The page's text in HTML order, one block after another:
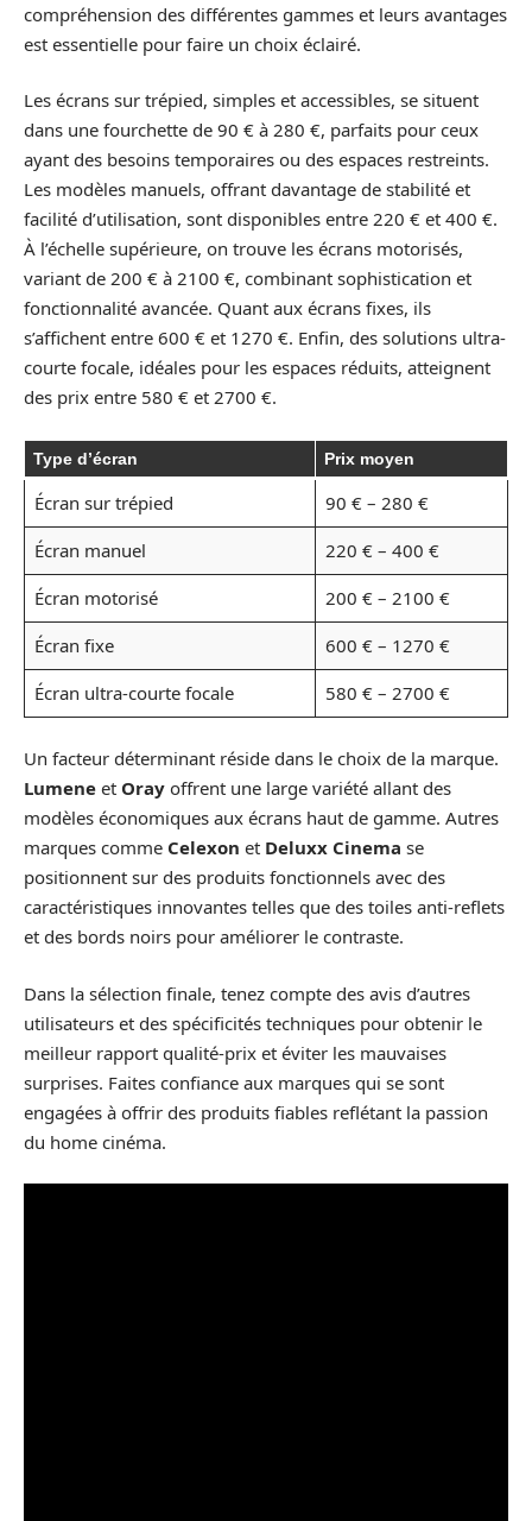
compréhension des différentes gammes et leurs avantages
est essentielle pour faire un choix éclairé.
Les écrans sur trépied, simples et accessibles, se situent
dans une fourchette de 90 € à 280 €, parfaits pour ceux
ayant des besoins temporaires ou des espaces restreints.
Les modèles manuels, offrant davantage de stabilité et
facilité d’utilisation, sont disponibles entre 220 € et 400 €.
À l’échelle supérieure, on trouve les écrans motorisés,
variant de 200 € à 2100 €, combinant sophistication et
fonctionnalité avancée. Quant aux écrans fixes, ils
s’affichent entre 600 € et 1270 €. Enfin, des solutions ultra-
courte focale, idéales pour les espaces réduits, atteignent
des prix entre 580 € et 2700 €.
Type d’écran Prix moyen
Écran sur trépied
90 € – 280 €
Écran manuel
220 € – 400 €
Écran motorisé
200 € – 2100 €
Écran fixe
600 € – 1270 €
Écran ultra-courte focale
580 € – 2700 €
Un facteur déterminant réside dans le choix de la marque.
Lumene et Oray offrent une large variété allant des
modèles économiques aux écrans haut de gamme. Autres
marques comme Celexon et Deluxx Cinema se
positionnent sur des produits fonctionnels avec des
caractéristiques innovantes telles que des toiles anti-reflets
et des bords noirs pour améliorer le contraste.
Dans la sélection finale, tenez compte des avis d’autres
utilisateurs et des spécificités techniques pour obtenir le
meilleur rapport qualité-prix et éviter les mauvaises
surprises. Faites confiance aux marques qui se sont
engagées à offrir des produits fiables reflétant la passion
du home cinéma.